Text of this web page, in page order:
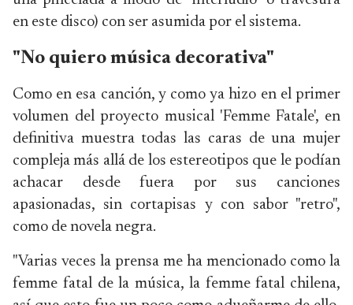
en este disco) con ser asumida por el sistema.
"No quiero música decorativa"
Como en esa canción, y como ya hizo en el primer
volumen del proyecto musical 'Femme Fatale', en
definitiva muestra todas las caras de una mujer
compleja más allá de los estereotipos que le podían
achacar desde fuera por sus canciones
apasionadas, sin cortapisas y con sabor "retro",
como de novela negra.
"Varias veces la prensa me ha mencionado como la
femme fatal de la música, la femme fatal chilena,